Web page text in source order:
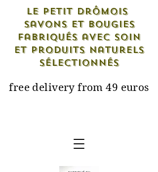
Le petit drômois
savons et bougies
fabriqués avec soin
et produits naturels
sélectionnés
free delivery from 49 euros